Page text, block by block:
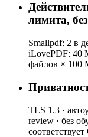
лимита,
Smallpdf: 2 в
iLovePDF: 40
файлов × 100
TLS 1.3 ·
review · без